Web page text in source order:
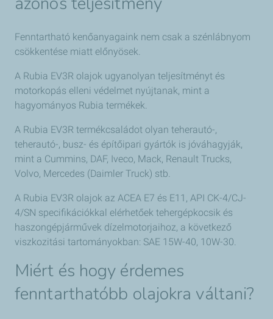
Fenntartható kenőanyagaink nem csak a szénlábnyom
csökkentése miatt előnyösek.
A Rubia EV3R olajok ugyanolyan teljesítményt és
motorkopás elleni védelmet nyújtanak, mint a
hagyományos Rubia termékek.
A Rubia EV3R termékcsaládot olyan teherautó-,
teherautó-, busz- és építőipari gyártók is jóváhagyják,
mint a Cummins, DAF, Iveco, Mack, Renault Trucks,
Volvo, Mercedes (Daimler Truck) stb.
A Rubia EV3R olajok az ACEA E7 és E11, API CK-4/CJ-
4/SN specifikációkkal elérhetőek tehergépkocsik és
haszongépjárművek dízelmotorjaihoz, a következő
viszkozitási tartományokban: SAE 15W-40, 10W-30.
Miért és hogy érdemes
fenntarthatóbb olajokra váltani?